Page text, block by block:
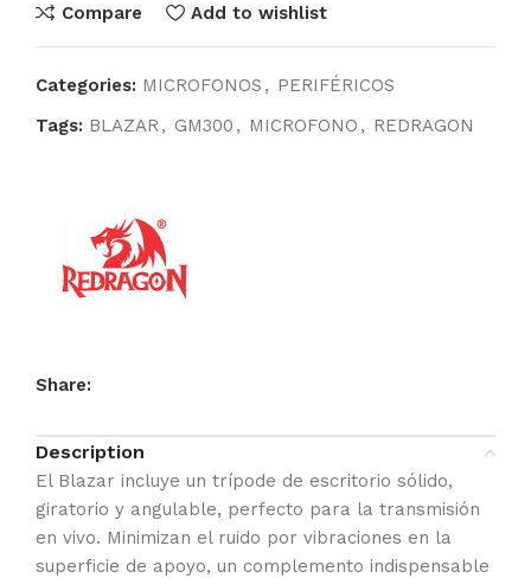
Compare Add to wishlist
Categories: MICROFONOS , PERIFÉRICOS
Tags: BLAZAR, GM300 , MICROFONO , REDRAGON
Share:
Description
El Blazar incluye un trípode de escritorio sólido,
giratorio y angulable, perfecto para la transmisión
en vivo. Minimizan el ruido por vibraciones en la
superficie de apoyo, un complemento indispensable